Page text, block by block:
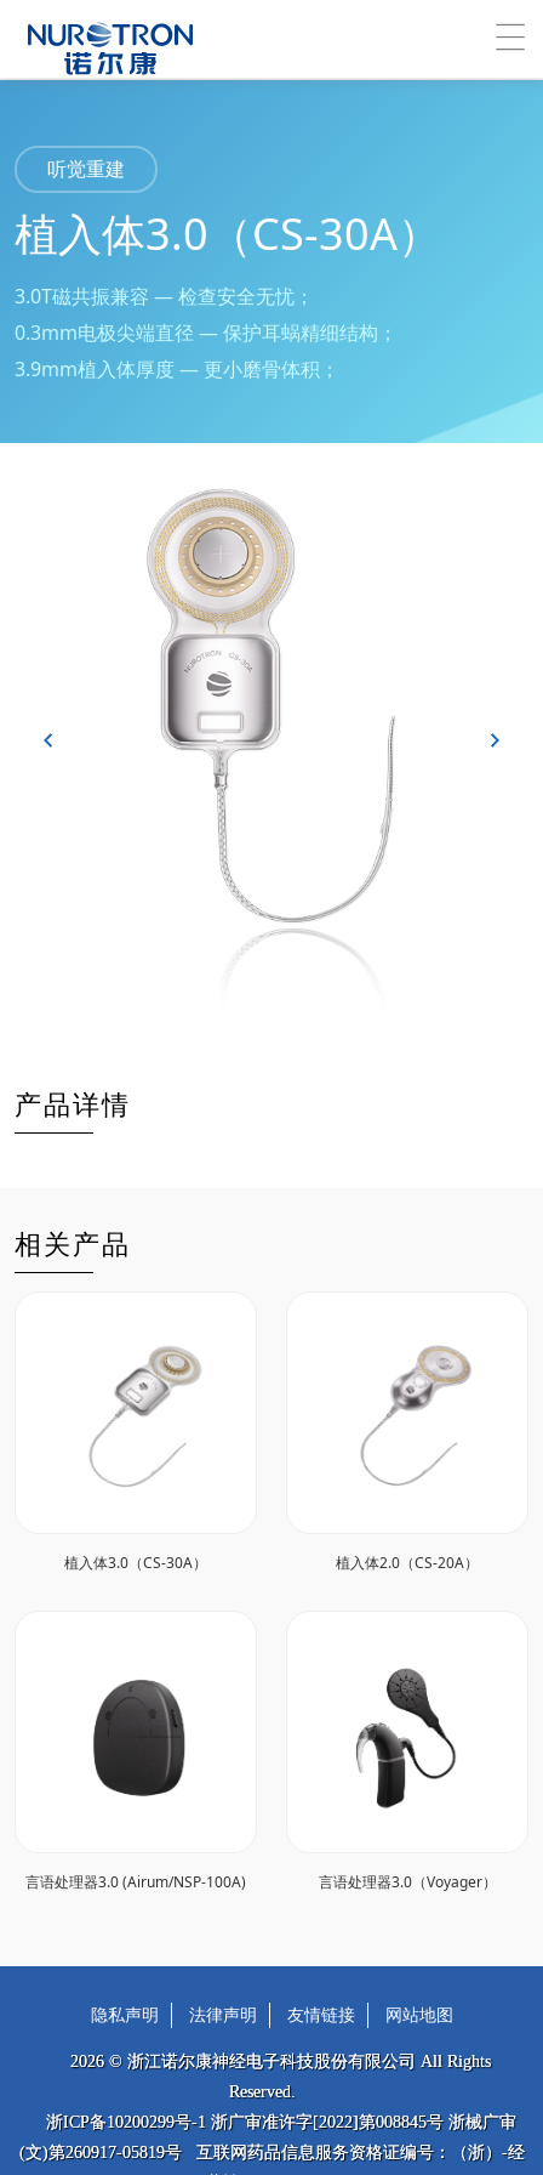
听觉重建
植入体3.0（CS-30A）
3.0T磁共振兼容 — 检查安全无忧；
0.3mm电极尖端直径 — 保护耳蜗精细结构；
3.9mm植入体厚度 — 更小磨骨体积；
产品详情
相关产品
植入体3.0（CS-30A） 植入体2.0（CS-20A）
言语处理器3.0 (Airum/NSP-100A) 言语处理器3.0（Voyager）
隐私声明 法律声明 友情链接 网站地图
2026 © 浙江诺尔康神经电子科技股份有限公司 All Rights
Reserved.
浙ICP备10200299号-1 浙广审准许字[2022]第008845号 浙械广审
(文)第260917-05819号 互联网药品信息服务资格证编号：（浙）-经